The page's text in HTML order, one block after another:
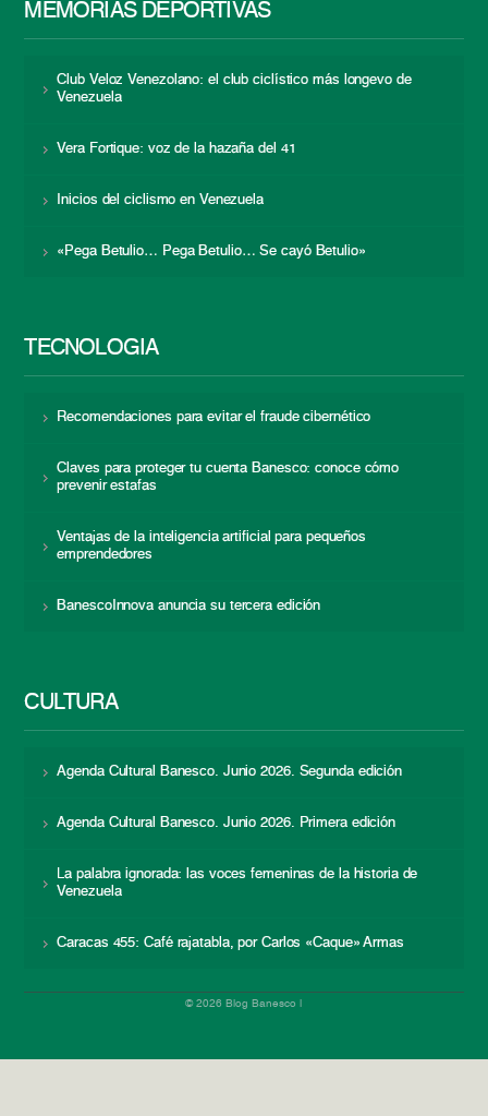
MEMORIAS DEPORTIVAS
Club Veloz Venezolano: el club ciclístico más longevo de
Venezuela
Vera Fortique: voz de la hazaña del 41
Inicios del ciclismo en Venezuela
«Pega Betulio… Pega Betulio… Se cayó Betulio»
TECNOLOGÍA
Recomendaciones para evitar el fraude cibernético
Claves para proteger tu cuenta Banesco: conoce cómo
prevenir estafas
Ventajas de la inteligencia artificial para pequeños
emprendedores
BanescoInnova anuncia su tercera edición
CULTURA
Agenda Cultural Banesco. Junio 2026. Segunda edición
Agenda Cultural Banesco. Junio 2026. Primera edición
La palabra ignorada: las voces femeninas de la historia de
Venezuela
Caracas 455: Café rajatabla, por Carlos «Caque» Armas
© 2026 Blog Banesco |